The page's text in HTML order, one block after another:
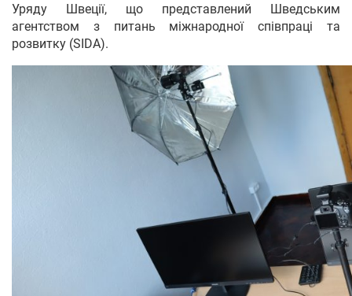
Уряду Швеції, що представлений Шведським
агентством з питань міжнародної співпраці та
розвитку (SIDA).